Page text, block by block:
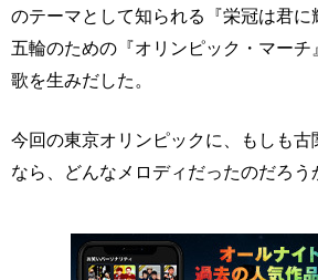
のテーマとして知られる『栄冠は君
五輪のための『オリンピック・マーチ
歌を生みだした。
今回の東京オリンピックに、もしも古
なら、どんなメロディだったのだろう